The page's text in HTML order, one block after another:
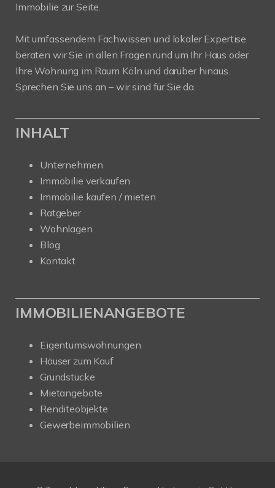
Immobilie zur Seite.
Mit umfassendem Fachwissen und lokaler Expertise
beraten wir Sie in allen Fragen rund um Ihr Haus oder
Ihre Wohnung im Raum Köln und darüber hinaus.
Sprechen Sie uns an – wir sind für Sie da.
INHALT
Unternehmen
Immobilie verkaufen
Immobilie kaufen / mieten
Ratgeber
Wohnlagen
Blog
Kontakt
IMMOBILIENANGEBOTE
Eigentumswohnungen
Häuser zum Kauf
Grundstücke
Mietangebote
Renditeobjekte
Gewerbeimmobilien